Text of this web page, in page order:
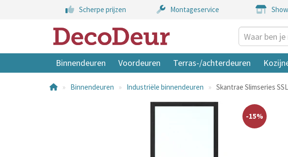
Scherpe prijzen Montageservice
Binnendeuren Voordeuren Terras-/achterdeuren
Binnendeuren Industriële binnendeuren Skantrae Slimseries
-15%